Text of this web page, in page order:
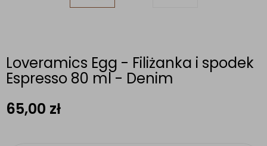
Loveramics Egg - Filiżanka i spodek
Espresso 80 ml - Denim
65,00 zł